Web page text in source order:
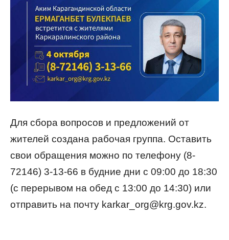
Для сбора вопросов и предложений от
жителей создана рабочая группа. Оставить
свои обращения можно по телефону (8-
72146) 3-13-66 в будние дни с 09:00 до 18:30
(с перерывом на обед с 13:00 до 14:30) или
отправить на почту karkar_org@krg.gov.kz.